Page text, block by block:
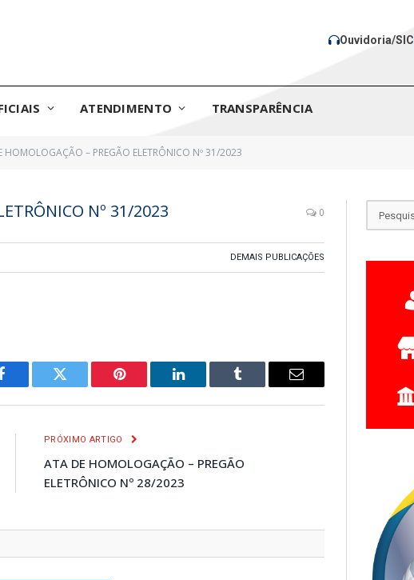
Ouvidoria/SIC
ATENDIMENTO TRANSPARÊNCIA
HOMOLOGAÇÃO – PREGÃO ELETRÔNICO Nº 31/2023
Nº 31/2023 0
DEMAIS PUBLICAÇÕES
Facebook Twitter Pinterest LinkedIn Tumblr
E-
PRÓXIMO ARTIGO
ATA DE HOMOLOGAÇÃO – PREGÃO
ELETRÔNICO Nº 28/2023